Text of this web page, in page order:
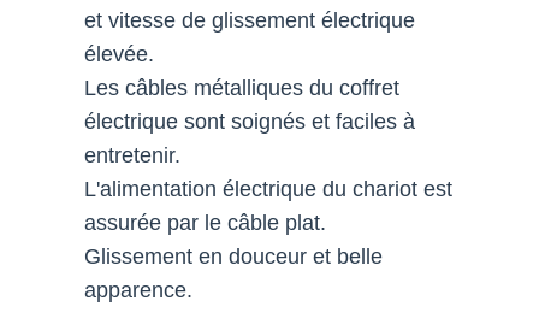
et vitesse de glissement électrique
élevée.
Les câbles métalliques du coffret
électrique sont soignés et faciles à
entretenir.
L'alimentation électrique du chariot est
assurée par le câble plat.
Glissement en douceur et belle
apparence.